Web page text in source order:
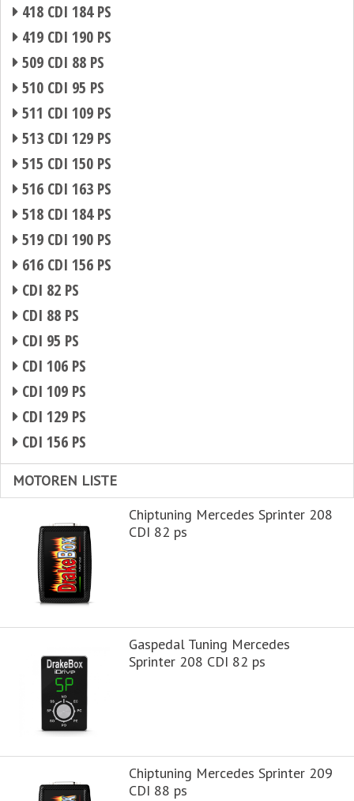
418 CDI 184 PS
419 CDI 190 PS
509 CDI 88 PS
510 CDI 95 PS
511 CDI 109 PS
513 CDI 129 PS
515 CDI 150 PS
516 CDI 163 PS
518 CDI 184 PS
519 CDI 190 PS
616 CDI 156 PS
CDI 82 PS
CDI 88 PS
CDI 95 PS
CDI 106 PS
CDI 109 PS
CDI 129 PS
CDI 156 PS
MOTOREN LISTE
Chiptuning Mercedes Sprinter 208
CDI 82 ps
Gaspedal Tuning Mercedes
Sprinter 208 CDI 82 ps
Chiptuning Mercedes Sprinter 209
CDI 88 ps